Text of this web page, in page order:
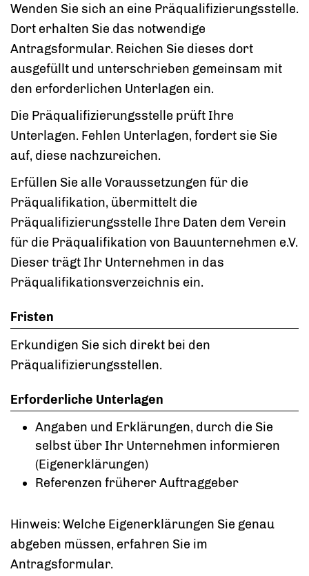
Wenden Sie sich an eine Präqualifizierungsstelle.
Dort erhalten Sie das notwendige
Antragsformular. Reichen Sie dieses dort
ausgefüllt und unterschrieben gemeinsam mit
den erforderlichen Unterlagen ein.
Die Präqualifizierungsstelle prüft Ihre
Unterlagen. Fehlen Unterlagen, fordert sie Sie
auf, diese nachzureichen.
Erfüllen Sie alle Voraussetzungen für die
Präqualifikation, übermittelt die
Präqualifizierungsstelle Ihre Daten dem Verein
für die Präqualifikation von Bauunternehmen e.V.
Dieser trägt Ihr Unternehmen in das
Präqualifikationsverzeichnis ein.
Fristen
Erkundigen Sie sich direkt bei den
Präqualifizierungsstellen.
Erforderliche Unterlagen
Angaben und Erklärungen, durch die Sie
selbst über Ihr Unternehmen informieren
(Eigenerklärungen)
Referenzen früherer Auftraggeber
Hinweis: Welche Eigenerklärungen Sie genau
abgeben müssen, erfahren Sie im
Antragsformular.